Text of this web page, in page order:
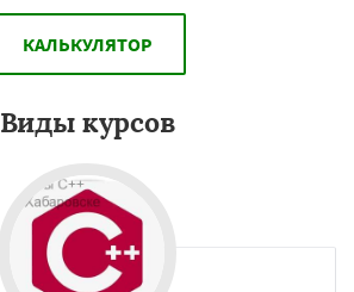
КАЛЬКУЛЯТОР
Виды курсов